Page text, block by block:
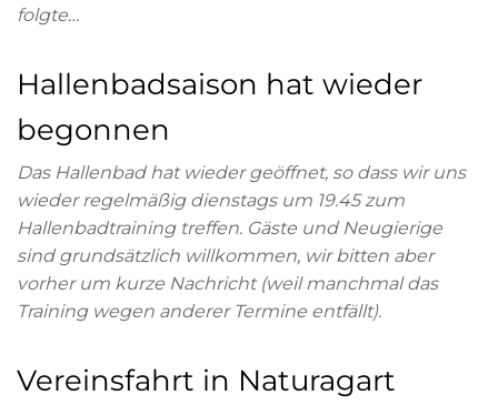
folgte…
Hallenbadsaison hat wieder
begonnen
Das Hallenbad hat wieder geöffnet, so dass wir uns
wieder regelmäßig dienstags um 19.45 zum
Hallenbadtraining treffen. Gäste und Neugierige
sind grundsätzlich willkommen, wir bitten aber
vorher um kurze Nachricht (weil manchmal das
Training wegen anderer Termine entfällt).
Vereinsfahrt in Naturagart